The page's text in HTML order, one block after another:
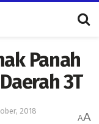
Panah
3T
2018
AA